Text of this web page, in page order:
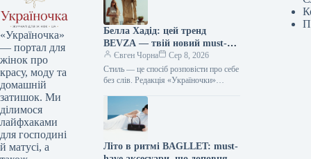
«Україночка»
— портал для
жінок про
красу, моду та
домашній
затишок. Ми
ділимося
лайфхаками
для господині
й матусі, а
Белла Хадід: цей тренд
BEVZA — твій новий must-
have сезону!
Євген Чорна
Сер 8, 2026
Стиль — це спосіб розповісти про себе
без слів. Редакція «Україночки»
тенденціями, і сьогодні ми
підготували…
Літо в ритмі BAGLLET: must-